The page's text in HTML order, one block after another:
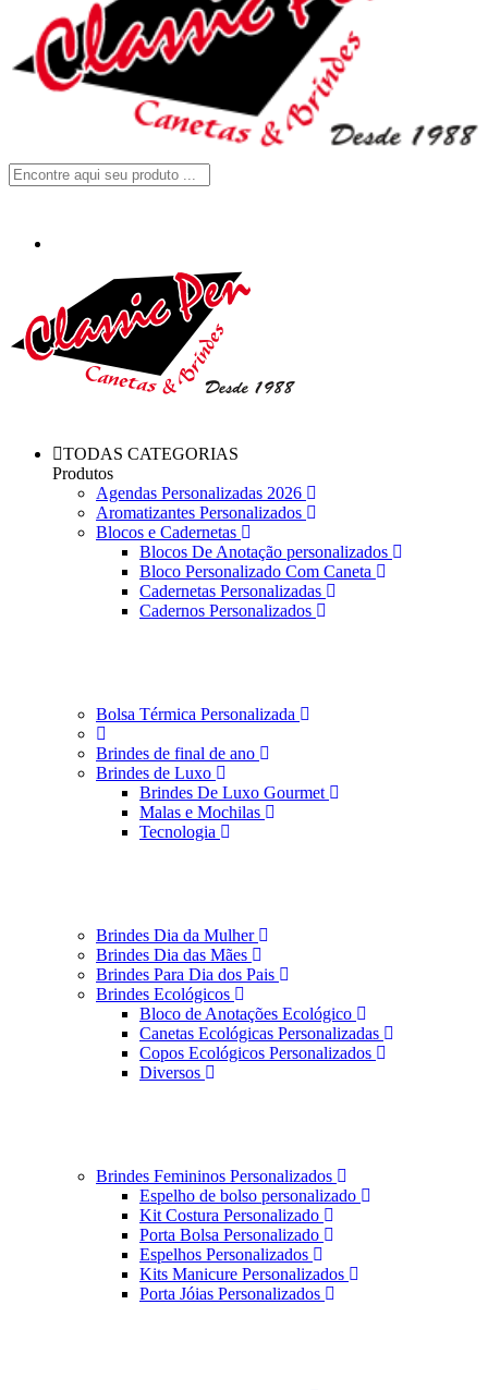
TODAS CATEGORIAS
Produtos
Agendas Personalizadas 2026
Aromatizantes Personalizados
Blocos e Cadernetas
Blocos De Anotação personalizados
Bloco Personalizado Com Caneta
Cadernetas Personalizadas
Cadernos Personalizados
Bolsa Térmica Personalizada
Brindes de final de ano
Brindes de Luxo
Brindes De Luxo Gourmet
Malas e Mochilas
Tecnologia
Brindes Dia da Mulher
Brindes Dia das Mães
Brindes Para Dia dos Pais
Brindes Ecológicos
Bloco de Anotações Ecológico
Canetas Ecológicas Personalizadas
Copos Ecológicos Personalizados
Diversos
Brindes Femininos Personalizados
Espelho de bolso personalizado
Kit Costura Personalizado
Porta Bolsa Personalizado
Espelhos Personalizados
Kits Manicure Personalizados
Porta Jóias Personalizados